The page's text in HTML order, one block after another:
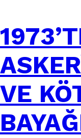
VE